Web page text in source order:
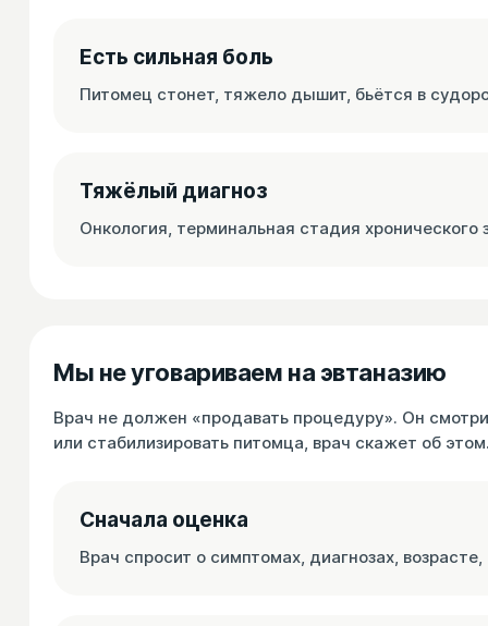
Есть сильная боль
Питомец стонет, тяжело дышит, бьётся в
Тяжёлый диагноз
Онкология, терминальная стадия
Мы не уговариваем на эвтаназию
Врач не должен «продавать процедуру». Он
или стабилизировать питомца, врач скажет об
Сначала оценка
Врач спросит о симптомах, диагнозах,